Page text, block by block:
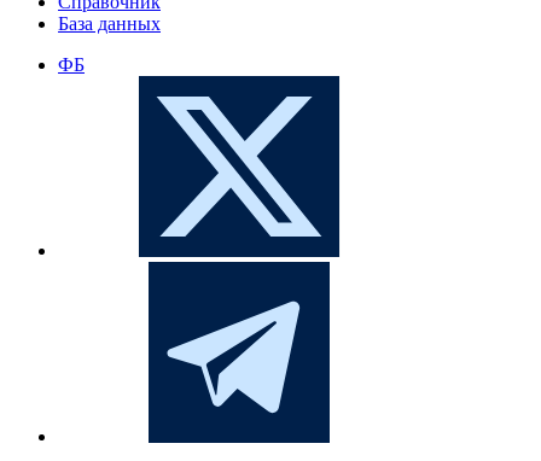
База данных
ФБ